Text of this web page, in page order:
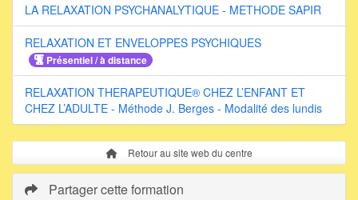
LA RELAXATION PSYCHANALYTIQUE - METHODE SAPIR
RELAXATION ET ENVELOPPES PSYCHIQUES
Présentiel / à distance
RELAXATION THERAPEUTIQUE® CHEZ L’ENFANT ET
CHEZ L’ADULTE - Méthode J. Berges - Modalité des lundis
Retour au site web du centre
Partager cette formation